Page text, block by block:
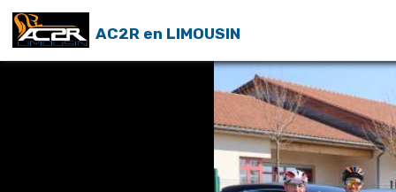
AC2R en LIMOUSIN